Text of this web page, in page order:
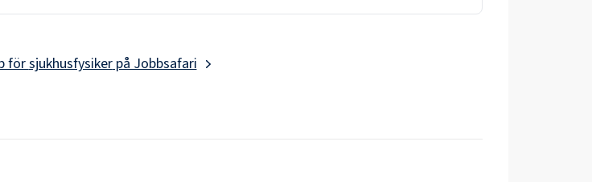
försjukhusfysikerpå Jobbsafari